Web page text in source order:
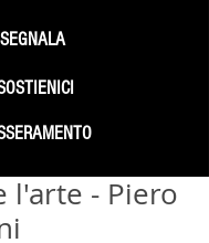
SEGNALA
l'arte - Piero